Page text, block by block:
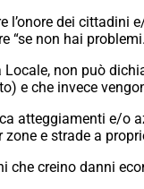
l’onore dei cittadini
“se non hai
non può
e che invece
atteggiamenti e/o
zone e strade a
che creino danni